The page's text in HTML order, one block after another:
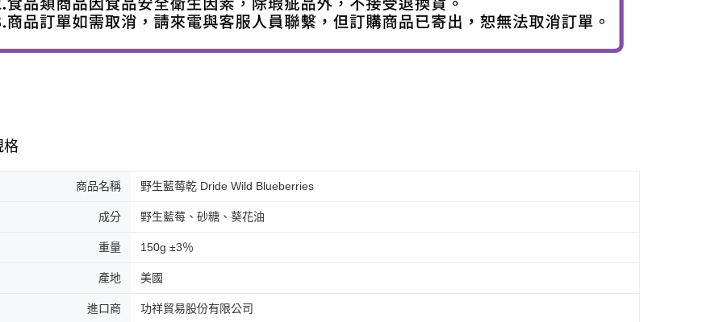
格
商品名稱 野生藍莓乾 Dride Wild Blueberries
成分 野生藍莓、砂糖、葵花油
重量 150g ±3％
產地 美國
進口商 功祥貿易股份有限公司